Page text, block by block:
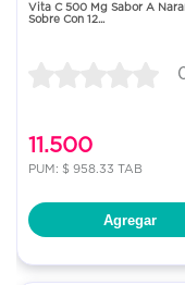
Vita C 500 Mg Sabor A
Sobre Con 12...
11.500
PUM: $ 958.33 TAB
Agregar